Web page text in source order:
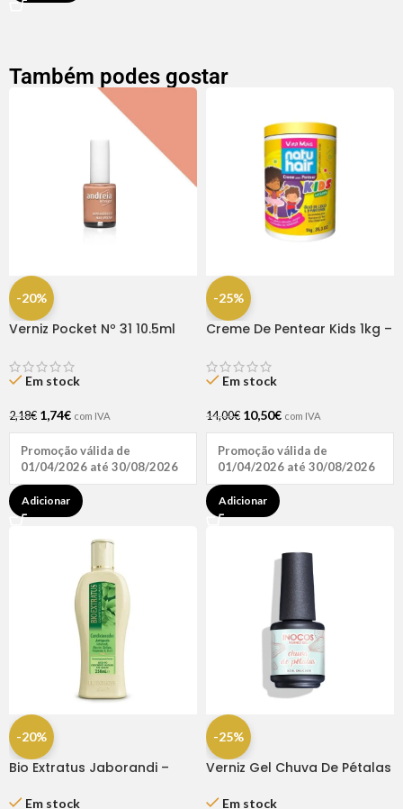
Também podes gostar
-20%
Verniz Pocket Nº 31 10.5ml
Em stock
2,18€ 1,74€ com IVA
Promoção válida de
01/04/2026 até 30/08/2026
Adicionar
-25%
Creme De Pentear Kids 1kg –
Em stock
14,00€ 10,50€ com IVA
Promoção válida de
01/04/2026 até 30/08/2026
Adicionar
-20%
Bio Extratus Jaborandi –
Em stock
-25%
Verniz Gel Chuva De Pétalas
Em stock